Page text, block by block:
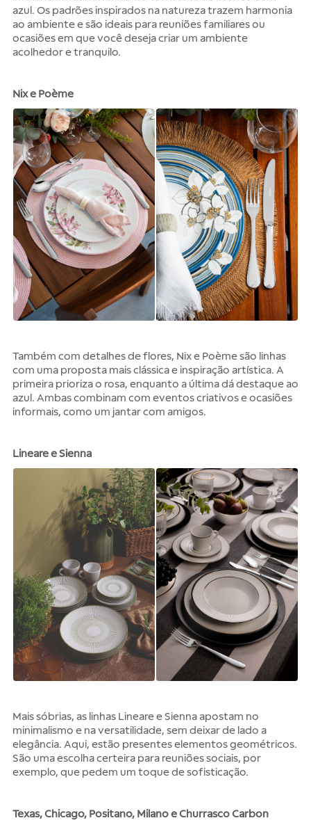
azul. Os padrões inspirados na natureza trazem harmonia
ao ambiente e são ideais para reuniões familiares ou
ocasiões em que você deseja criar um ambiente
acolhedor e tranquilo.
Nix e Poème
Também com detalhes de flores, Nixe Poèmesão linhas
com uma proposta mais clássica e inspiração artística. A
primeira prioriza o rosa, enquanto a última dá destaque ao
azul. Ambas combinam com eventos criativos e ocasiões
informais, como um jantar com amigos.
Lineare e Sienna
Mais sóbrias, as linhas Linearee Sienna apostam no
minimalismo e na versatilidade, sem deixar de lado a
elegância. Aqui, estão presentes elementos geométricos.
São uma escolha certeira para reuniões sociais, por
exemplo, que pedem um toque de sofisticação.
Texas, Chicago, Positano, Milano e Churrasco Carbon